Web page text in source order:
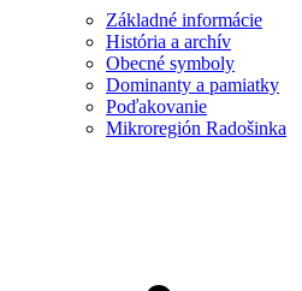
Základné informácie
História a archív
Obecné symboly
Dominanty a pamiatky
Poďakovanie
Mikroregión Radošinka